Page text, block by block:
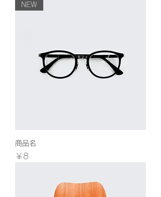
NEW
商品名
価格
￥8